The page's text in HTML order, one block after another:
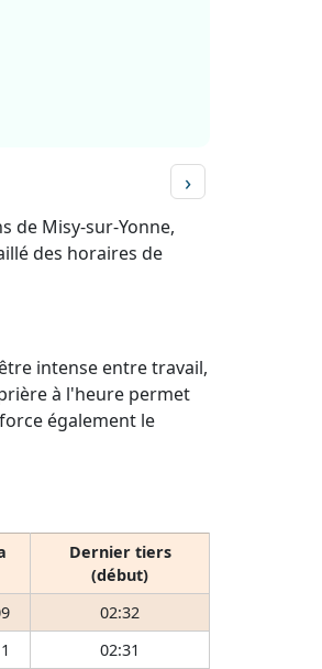
›
de Misy-sur-Yonne,
des horaires de
intense entre travail,
à l'heure permet
également le
Dernier tiers
(début)
02:32
02:31